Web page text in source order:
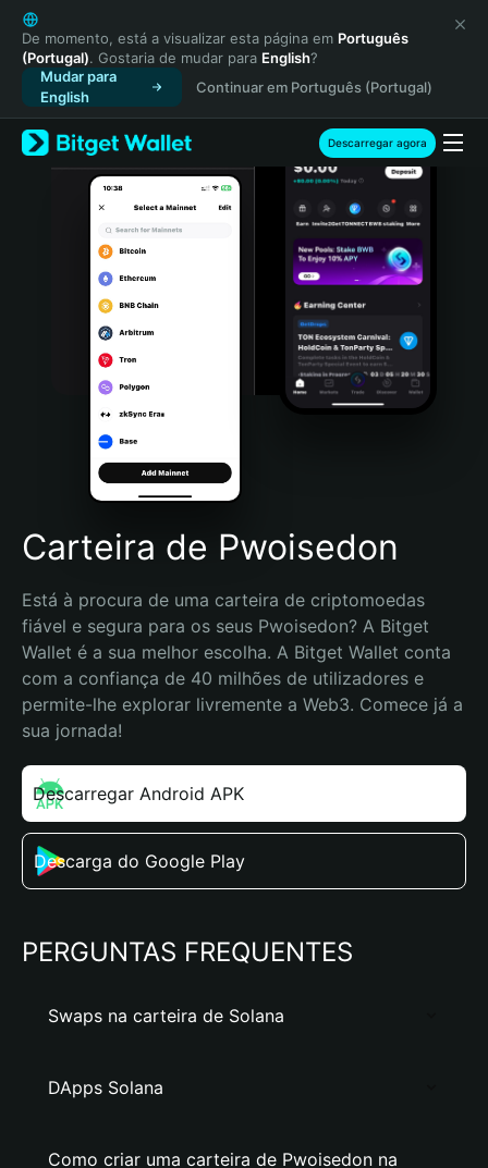
English
日本語
Tiếng Việt
Русский
Español (Latinoamérica)
Türkçe
Italiano
Português (Portugal)
Bahasa Indonesia
Português (Brasil)
Español (Argentina)
De momento, está a visualizar esta página em Português
(Portugal). Gostaria de mudar para English?
Mudar para
English
Continuar em Português (Portugal)
Descarregar agora
Carteira de Pwoisedon
Está à procura de uma carteira de criptomoedas
fiável e segura para os seus Pwoisedon? A Bitget
Wallet é a sua melhor escolha. A Bitget Wallet conta
com a confiança de 40 milhões de utilizadores e
permite-lhe explorar livremente a Web3. Comece já a
sua jornada!
Descarregar Android APK
Descarga do Google Play
PERGUNTAS FREQUENTES
Swaps na carteira de Solana
DApps Solana
Como criar uma carteira de Pwoisedon na